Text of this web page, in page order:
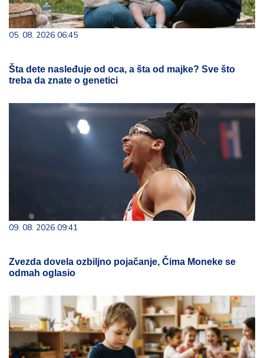
05. 08. 2026 06:45
Šta dete nasleđuje od oca, a šta od majke? Sve što
treba da znate o genetici
09. 08. 2026 09:41
Zvezda dovela ozbiljno pojačanje, Čima Moneke se
odmah oglasio